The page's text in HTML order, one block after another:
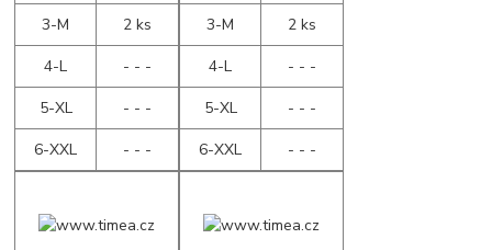
3-M
2 ks
4-L
- - -
5-XL
- - -
6-XXL
- - -
3-M
2 ks
4-L
- - -
5-XL
- - -
6-XXL
- - -